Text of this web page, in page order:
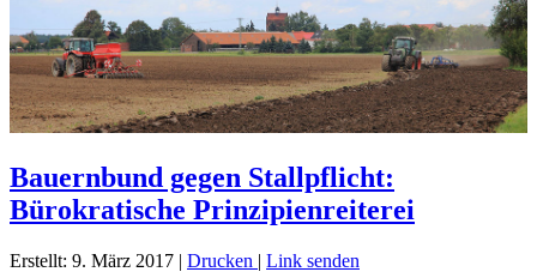
Bauernbund gegen Stallpflicht:
Bürokratische Prinzipienreiterei
Erstellt: 9. März 2017 | Drucken | Link senden